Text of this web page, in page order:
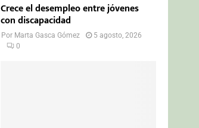
Crece el desempleo entre jóvenes
con discapacidad
Por Marta Gasca Gómez
5 agosto, 2026
0